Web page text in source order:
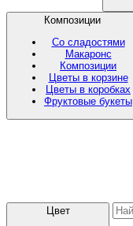
Композиции
Со сладостями
Макаронс
Композиции
Цветы в корзине
Цветы в коробках
Фруктовые букеты
Цвет